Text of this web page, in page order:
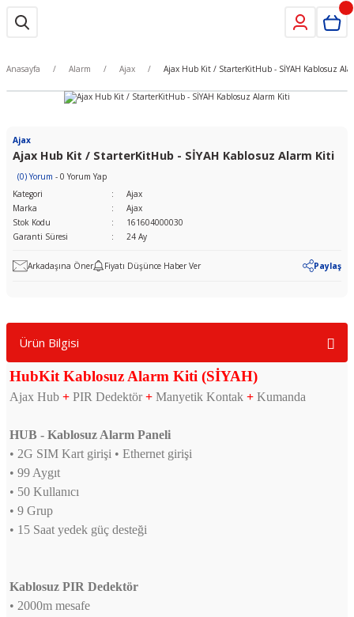
Anasayfa Alarm Ajax Ajax Hub Kit / StarterKitHub - SİYAH Kablosuz
Ajax
Ajax Hub Kit / StarterKitHub - SİYAH Kablosuz Alarm Kiti
(0) Yorum - 0 Yorum Yap
Kategori
Ajax
Marka
Ajax
Stok Kodu
161604000030
Garanti Süresi
24 Ay
Arkadaşına Öner Fiyatı Düşünce Haber Ver Paylaş
Ürün Bilgisi
HubKit Kablosuz Alarm Kiti (SİYAH)
Ajax Hub + PIR Dedektör+ Manyetik Kontak + Kumanda
HUB - Kablosuz Alarm Paneli
• 2G SIM Kart girişi • Ethernet girişi
• 99 Aygıt
• 50 Kullanıcı
• 9 Grup
• 15 Saat yedek güç desteği
Kablosuz PIR Dedektör
• 2000m mesafe